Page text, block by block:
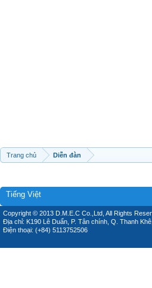
Trang chủ Diễn đàn
Tiếng Việt
Copyright © 2013 D.M.E.C Co.,Ltd, All Rights
Địa chỉ: K190 Lê Duẩn, P. Tân chính, Q. Thanh
Điện thoại: (+84) 5113752506